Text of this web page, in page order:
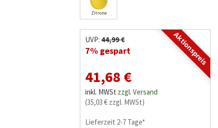
Zitrone
Aktionspreis
UVP:44,99 €
7% gespart
41,68 €
inkl. MWSt zzgl. Versand
(35,03 € zzgl. MWSt)
Lieferzeit 2-7 Tage*